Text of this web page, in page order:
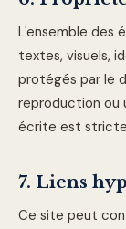
L'ensemble des
textes, visuels,
protégés par le
reproduction ou
écrite est
7. Liens
Ce site peut